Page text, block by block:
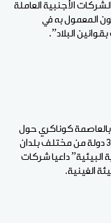
الأجنبية العاملة
المعمول به في
البلاد”.
كوناكري حول
المعادن في غينيا، بمشاركة 500 مشارك يمثلون 30 دولة من مختلف بلدان
البيئية” داعيا شركات
الغينية.